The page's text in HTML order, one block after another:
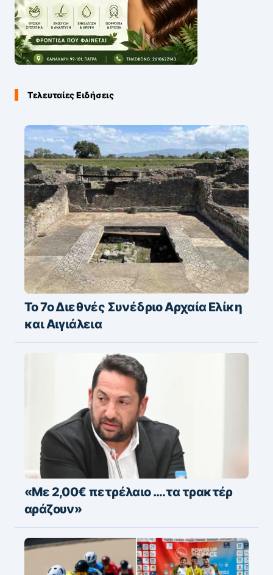
Τελευταίες Ειδήσεις
Το 7ο Διεθνές Συνέδριο Αρχαία Ελίκη
και Αιγιάλεια
«Με 2,00€ πετρέλαιο ….τα τρακτέρ
αράζουν»